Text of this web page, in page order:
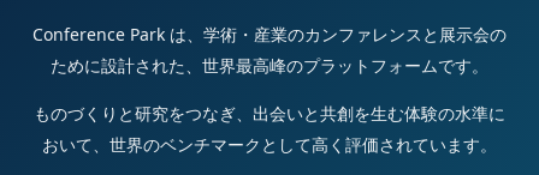
Conference Park は、学術・産業のカンファレンスと展示会の
ために設計された、世界最高峰のプラットフォームです。
ものづくりと研究をつなぎ、出会いと共創を生む体験の水準に
おいて、世界のベンチマークとして高く評価されています。